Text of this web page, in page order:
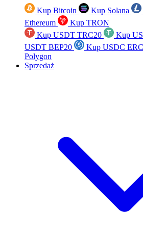
Kup Bitcoin Kup Solana
Ethereum
Kup TRON
Kup USDT TRC20
Kup
USDT BEP20
Kup USDC
Polygon
Sprzedaż